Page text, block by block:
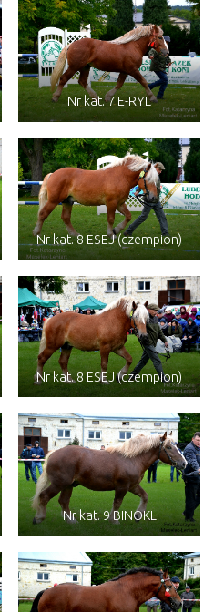
Nr kat. 7 E-RYL
Nr kat. 8 ESEJ (czempion)
Nr kat. 8 ESEJ (czempion)
Nr kat. 9 BINOKL